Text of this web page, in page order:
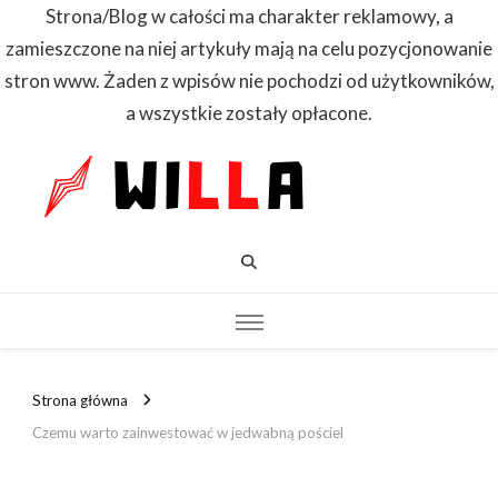
Strona/Blog w całości ma charakter reklamowy, a
zamieszczone na niej artykuły mają na celu pozycjonowanie
stron www. Żaden z wpisów nie pochodzi od użytkowników,
a wszystkie zostały opłacone.
Strona główna
Czemu warto zainwestować w jedwabną pościel